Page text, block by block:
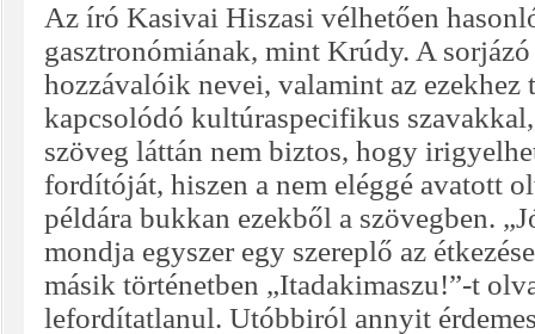
Az író Kasivai Hiszasi vélhetően
gasztronómiának, mint Krúdy. A sorjázó
hozzávalóik nevei, valamint az ezekhez
kapcsolódó kultúraspecifikus
szöveg láttán nem biztos, hogy
fordítóját, hiszen a nem eléggé avatott
példára bukkan ezekből a szövegben.
mondja egyszer egy szereplő az
másik történetben „Itadakimaszu!”-t
lefordítatlanul. Utóbbiról annyit